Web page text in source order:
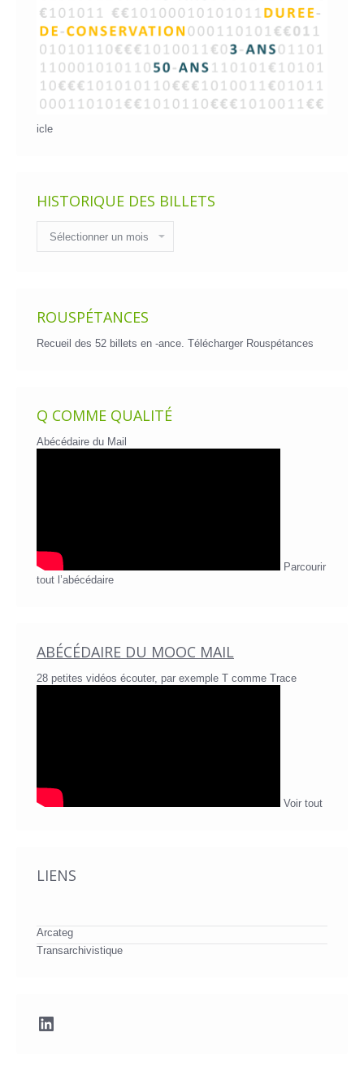
icle
HISTORIQUE DES BILLETS
des
billets
ROUSPÉTANCES
Recueil des 52 billets en -ance. Télécharger Rouspétances
Q COMME QUALITÉ
Abécédaire du Mail
Parcourir
tout l’abécédaire
ABÉCÉDAIRE DU MOOC MAIL
28 petites vidéos écouter, par exemple T comme Trace
Voir tout
LIENS
Arcateg
Transarchivistique
LinkedIn